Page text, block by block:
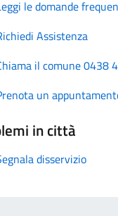
le domande
Assistenza
il comune 0438
un
in città
disservizio